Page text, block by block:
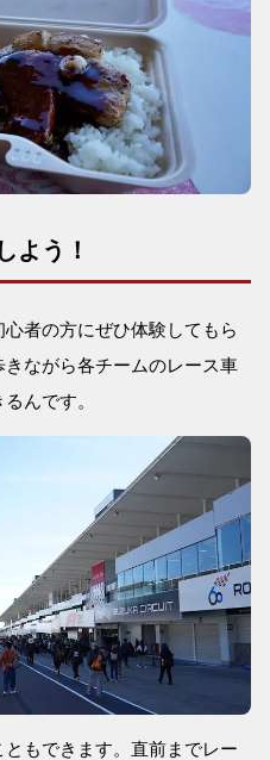
よう！
者の方にぜひ体験してもら
ながら各チームのレース車
んです。
もできます。直前までレー